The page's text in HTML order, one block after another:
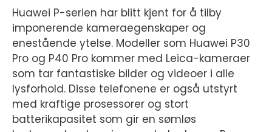
Huawei P-serien har blitt kjent for å tilby
imponerende kameraegenskaper og
enestående ytelse. Modeller som Huawei P30
Pro og P40 Pro kommer med Leica-kameraer
som tar fantastiske bilder og videoer i alle
lysforhold. Disse telefonene er også utstyrt
med kraftige prosessorer og stort
batterikapasitet som gir en sømløs